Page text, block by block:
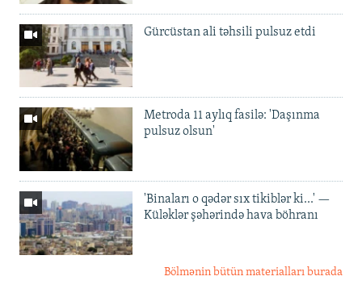
Gürcüstan ali təhsili pulsuz etdi
Metroda 11 aylıq fasilə: 'Daşınma
pulsuz olsun'
'Binaları o qədər sıx tikiblər ki...' —
Küləklər şəhərində hava böhranı
Bölmənin bütün materialları burada